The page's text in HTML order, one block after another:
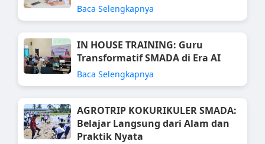
Baca Selengkapnya
IN HOUSE TRAINING: Guru
Transformatif SMADA di Era AI
Baca Selengkapnya
AGROTRIP KOKURIKULER SMADA:
Belajar Langsung dari Alam dan
Praktik Nyata